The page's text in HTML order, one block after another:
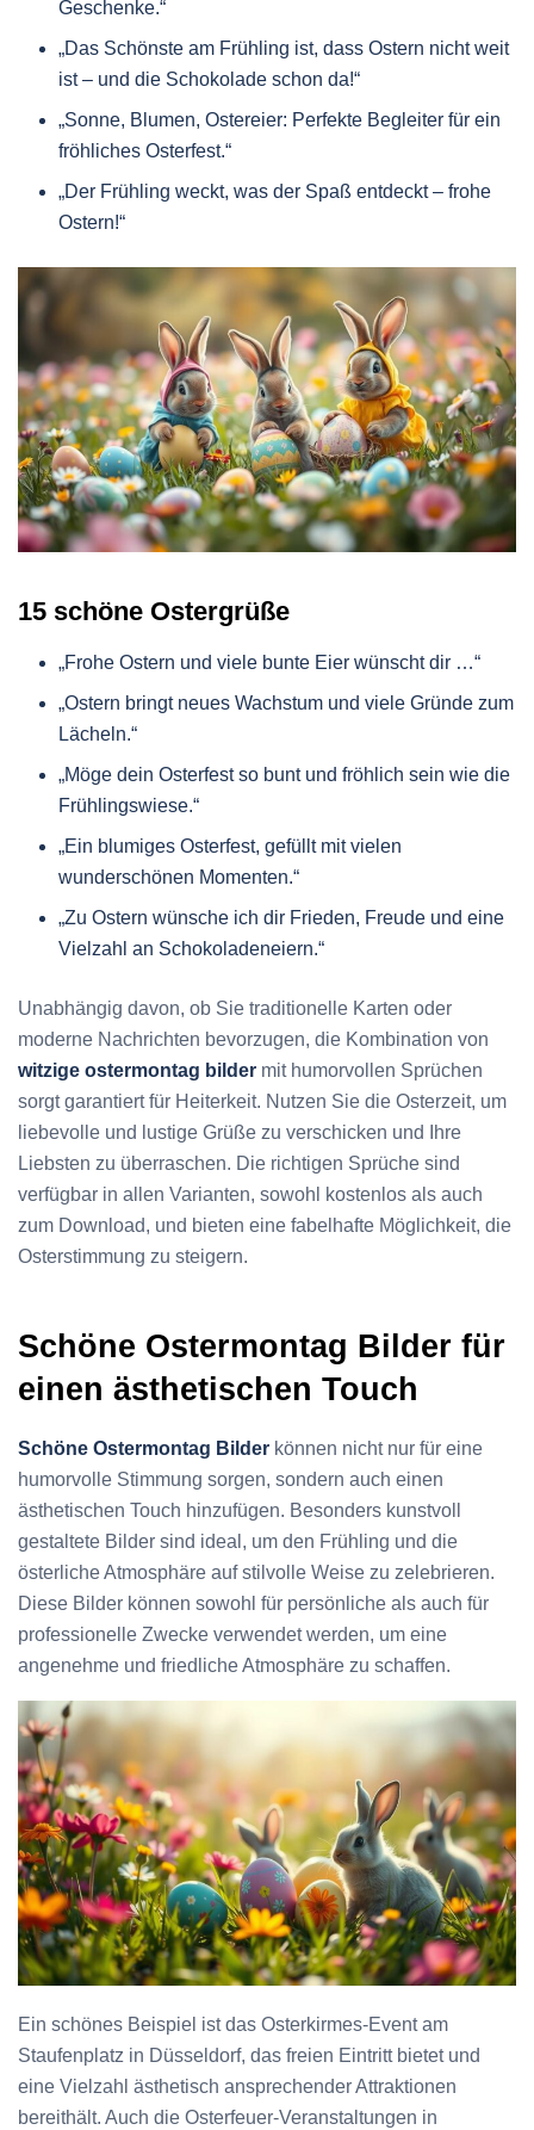
Geschenke.“
„Das Schönste am Frühling ist, dass Ostern nicht weit
ist – und die Schokolade schon da!“
„Sonne, Blumen, Ostereier: Perfekte Begleiter für ein
fröhliches Osterfest.“
„Der Frühling weckt, was der Spaß entdeckt – frohe
Ostern!“
15 schöne Ostergrüße
„Frohe Ostern und viele bunte Eier wünscht dir …“
„Ostern bringt neues Wachstum und viele Gründe zum
Lächeln.“
„Möge dein Osterfest so bunt und fröhlich sein wie die
Frühlingswiese.“
„Ein blumiges Osterfest, gefüllt mit vielen
wunderschönen Momenten.“
„Zu Ostern wünsche ich dir Frieden, Freude und eine
Vielzahl an Schokoladeneiern.“
Unabhängig davon, ob Sie traditionelle Karten oder
moderne Nachrichten bevorzugen, die Kombination von
witzige ostermontag bilder mit humorvollen Sprüchen
sorgt garantiert für Heiterkeit. Nutzen Sie die Osterzeit, um
liebevolle und lustige Grüße zu verschicken und Ihre
Liebsten zu überraschen. Die richtigen Sprüche sind
verfügbar in allen Varianten, sowohl kostenlos als auch
zum Download, und bieten eine fabelhafte Möglichkeit, die
Osterstimmung zu steigern.
Schöne Ostermontag Bilder für
einen ästhetischen Touch
Schöne Ostermontag Bilder können nicht nur für eine
humorvolle Stimmung sorgen, sondern auch einen
ästhetischen Touch hinzufügen. Besonders kunstvoll
gestaltete Bilder sind ideal, um den Frühling und die
österliche Atmosphäre auf stilvolle Weise zu zelebrieren.
Diese Bilder können sowohl für persönliche als auch für
professionelle Zwecke verwendet werden, um eine
angenehme und friedliche Atmosphäre zu schaffen.
Ein schönes Beispiel ist das Osterkirmes-Event am
Staufenplatz in Düsseldorf, das freien Eintritt bietet und
eine Vielzahl ästhetisch ansprechender Attraktionen
bereithält. Auch die Osterfeuer-Veranstaltungen in